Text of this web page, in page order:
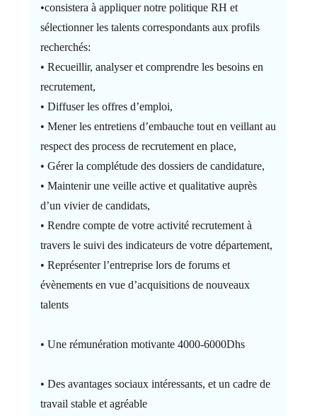
•consistera à appliquer notre politique RH et
sélectionner les talents correspondants aux profils
recherchés:
• Recueillir, analyser et comprendre les besoins en
recrutement,
• Diffuser les offres d’emploi,
• Mener les entretiens d’embauche tout en veillant au
respect des process de recrutement en place,
• Gérer la complétude des dossiers de candidature,
• Maintenir une veille active et qualitative auprès
d’un vivier de candidats,
• Rendre compte de votre activité recrutement à
travers le suivi des indicateurs de votre département,
• Représenter l’entreprise lors de forums et
évènements en vue d’acquisitions de nouveaux
talents
• Une rémunération motivante 4000-6000Dhs
• Des avantages sociaux intéressants, et un cadre de
travail stable et agréable